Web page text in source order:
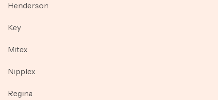
Henderson
Key
Mitex
Nipplex
Regina